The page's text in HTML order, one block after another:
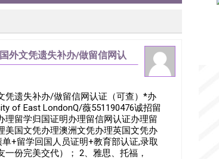
外文凭遗失补办/做留信网认
凭遗失补办/做留信网认证（可查）*办
of East LondonQ/薇551190476诚招留
留学归国证明办理留信网认证办理留
美国文凭办理澳洲文凭办理英国文凭办
+留学回国人员证明+教育部认证,录取
份完美交代）； 2、雅思、托福，